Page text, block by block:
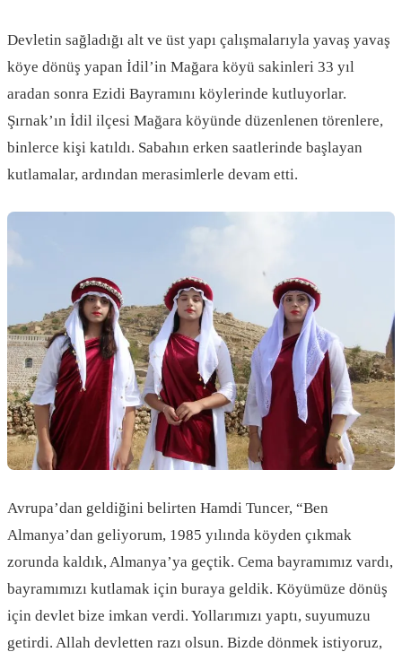
Devletin sağladığı alt ve üst yapı çalışmalarıyla yavaş yavaş
köye dönüş yapan İdil’in Mağara köyü sakinleri 33 yıl
aradan sonra Ezidi Bayramını köylerinde kutluyorlar.
Şırnak’ın İdil ilçesi Mağara köyünde düzenlenen törenlere,
binlerce kişi katıldı. Sabahın erken saatlerinde başlayan
kutlamalar, ardından merasimlerle devam etti.
Avrupa’dan geldiğini belirten Hamdi Tuncer, “Ben
Almanya’dan geliyorum, 1985 yılında köyden çıkmak
zorunda kaldık, Almanya’ya geçtik. Cema bayramımız vardı,
bayramımızı kutlamak için buraya geldik. Köyümüze dönüş
için devlet bize imkan verdi. Yollarımızı yaptı, suyumuzu
getirdi. Allah devletten razı olsun. Bizde dönmek istiyoruz,